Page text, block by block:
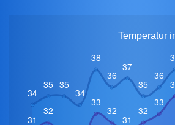
Temperatur